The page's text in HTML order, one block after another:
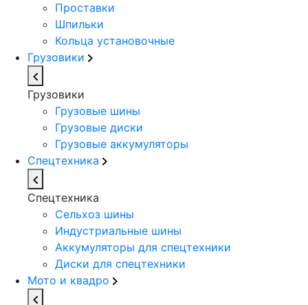
Проставки
Шпильки
Кольца установочные
Грузовики
Грузовики
Грузовые шины
Грузовые диски
Грузовые аккумуляторы
Спецтехника
Спецтехника
Сельхоз шины
Индустриальные шины
Аккумуляторы для спецтехники
Диски для спецтехники
Мото и квадро